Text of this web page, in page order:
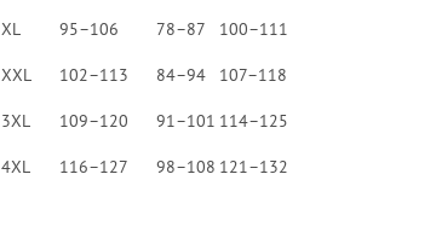
XL 95–106 78–87 100–111
XXL 102–113 84–94 107–118
3XL 109–120 91–101 114–125
4XL 116–127 98–108 121–132